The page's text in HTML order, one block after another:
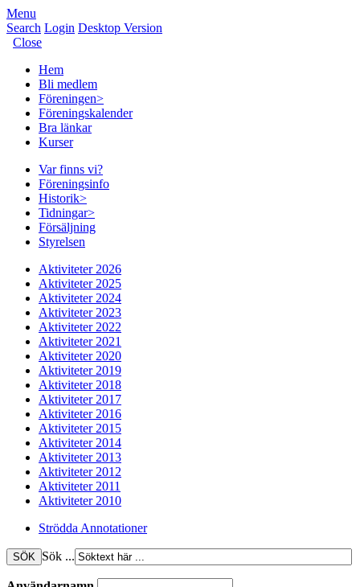
Menu
Search Login Desktop Version
Close
Hem
Bli medlem
Föreningen>
Föreningskalender
Bra länkar
Kurser
Var finns vi?
Föreningsinfo
Historik>
Tidningar>
Försäljning
Styrelsen
Aktiviteter 2026
Aktiviteter 2025
Aktiviteter 2024
Aktiviteter 2023
Aktiviteter 2022
Aktiviteter 2021
Aktiviteter 2020
Aktiviteter 2019
Aktiviteter 2018
Aktiviteter 2017
Aktiviteter 2016
Aktiviteter 2015
Aktiviteter 2014
Aktiviteter 2013
Aktiviteter 2012
Aktiviteter 2011
Aktiviteter 2010
Strödda Annotationer
Sök ...